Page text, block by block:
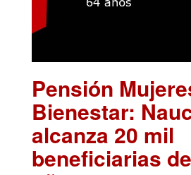
Pensión
Bienestar:
alcanza 20 mil
beneficiarias